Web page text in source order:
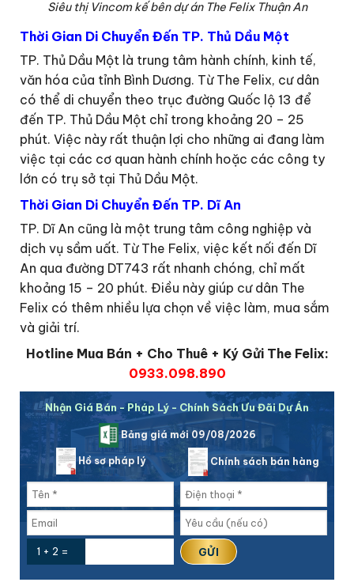
Siêu thị Vincom kế bên dự án The Felix Thuận An
Thời Gian Di Chuyển Đến TP. Thủ Dầu Một
TP. Thủ Dầu Một là trung tâm hành chính, kinh tế,
văn hóa của tỉnh Bình Dương. Từ The Felix, cư dân
có thể di chuyển theo trục đường Quốc lộ 13 để
đến TP. Thủ Dầu Một chỉ trong khoảng 20 – 25
phút. Việc này rất thuận lợi cho những ai đang làm
việc tại các cơ quan hành chính hoặc các công ty
lớn có trụ sở tại Thủ Dầu Một.
Thời Gian Di Chuyển Đến TP. Dĩ An
TP. Dĩ An cũng là một trung tâm công nghiệp và
dịch vụ sầm uất. Từ The Felix, việc kết nối đến Dĩ
An qua đường DT743 rất nhanh chóng, chỉ mất
khoảng 15 – 20 phút. Điều này giúp cư dân The
Felix có thêm nhiều lựa chọn về việc làm, mua sắm
và giải trí.
Hotline Mua Bán + Cho Thuê + Ký Gửi The Felix:
0933.098.890
Nhận Giá Bán - Pháp Lý - Chính Sách Ưu Đãi Dự Án
Bảng giá mới 09/08/2026
Hồ sơ pháp lý Chính sách bán hàng
1 + 2 =